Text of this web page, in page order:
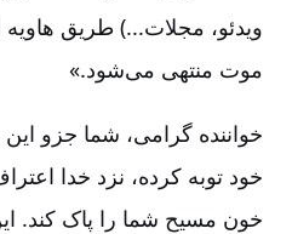
ویدئو، مجلات...) طریق
موت منتهی می‌شود.»
خواننده گرامی، شما جزو این
خود توبه کرده، نزد خدا
خون مسیح شما را پاک کند.